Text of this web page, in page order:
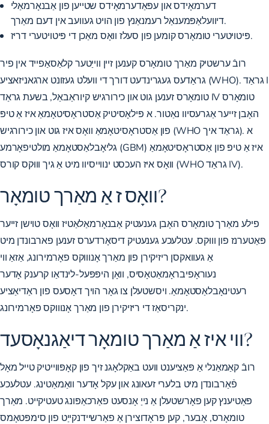
דערמאָידס און עפּאַדערמאָידס שטייען פון אַבנאָרמאַלי
דיוועלאַפּמענאַל רעמנאַנץ פון הויט געוועב אין דעם מאַרך.
פּיטויטערי טומאָרס קומען פון סעלז וואָס מאַכן די פּיטויטערי דריז.
רובֿ ערשטיק מאַרך טומאָרס קענען זיין ווייַטער קלאַסאַפייד אין פיר
גראַדעס געגרינדעט דורך די וועלט געזונט ארגאניזאציע (WHO). גראַד I
טומאָרס זענען גוט און כירורגיש קיוראַבאַל, בשעת גראַד IV טומאָרס
האָבן זייער אַגרעסיוו נאַטור. א פּילאָסיטיק אַסטראָסיטאָמאַ איז אַ טיפּ
פון אַסטראָסיטאָמאַ וואָס איז גוט און כירורגיש (WHO גראַד איך). א
גליאָבלאַסטאָמאַ מולטיפאָרמע (GBM) איז אַ טיפּ פון אַסטראָסיטאָמאַ
וואָס איז העכסט ינווייסיוו מיט אַ גיך וווּקס קורס (WHO גראַד IV).
וואָס ז אַ מאַרך טומאָר?
פילע מאַרך טומאָרס האָבן גענעטיק אַבנאָרמאַלאַטיז וואָס טוישן זייער
פּאַטערנז פון וווּקס. עטלעכע גענעטיק דיסאָרדערס זענען פארבונדן מיט
אַ געוואקסן ריזיקירן פון מאַרך אָנוווקס פאָרמירונג, אַזאַ ווי
נעוראָפיבראָמאַטאָסיס, וואָן היפּפּעל-לינדאַו קרענק אָדער
רעטינאָבלאַסטאָמאַ. ויסשטעלן צו גאָר הויך דאָסעס פון ראַדיאַציע
ינקריסאַז די ריזיקירן פון מאַרך אָנוווקס פאָרמירונג.
ווי איז אַ מאַרך טומאָר דיאַגנאָסעד?
רובֿ קאַמאַנלי אַ פּאַציענט וועט באַקלאָגנ זיך פון קאָפּווייטיק טייל מאָל
פֿאַרבונדן מיט בלערי זעאונג און עקל אָדער וואַמאַטינג. עטלעכע
פּאַטיענץ קען פאָרשטעלן אַ נייַ אָנסעט פאַרכאַפּונג טעטיקייט. מאַרך
טומאָרס, אָבער, קען פּראָדוצירן אַ פאַרשיידנקייַט פון סימפּטאָמס